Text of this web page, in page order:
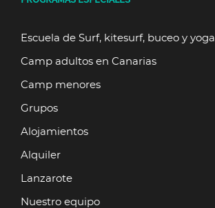
Escuela de Surf, kitesurf, buceo y yoga
Camp adultos en Canarias
Camp menores
Grupos
Alojamientos
Alquiler
Lanzarote
Nuestro equipo